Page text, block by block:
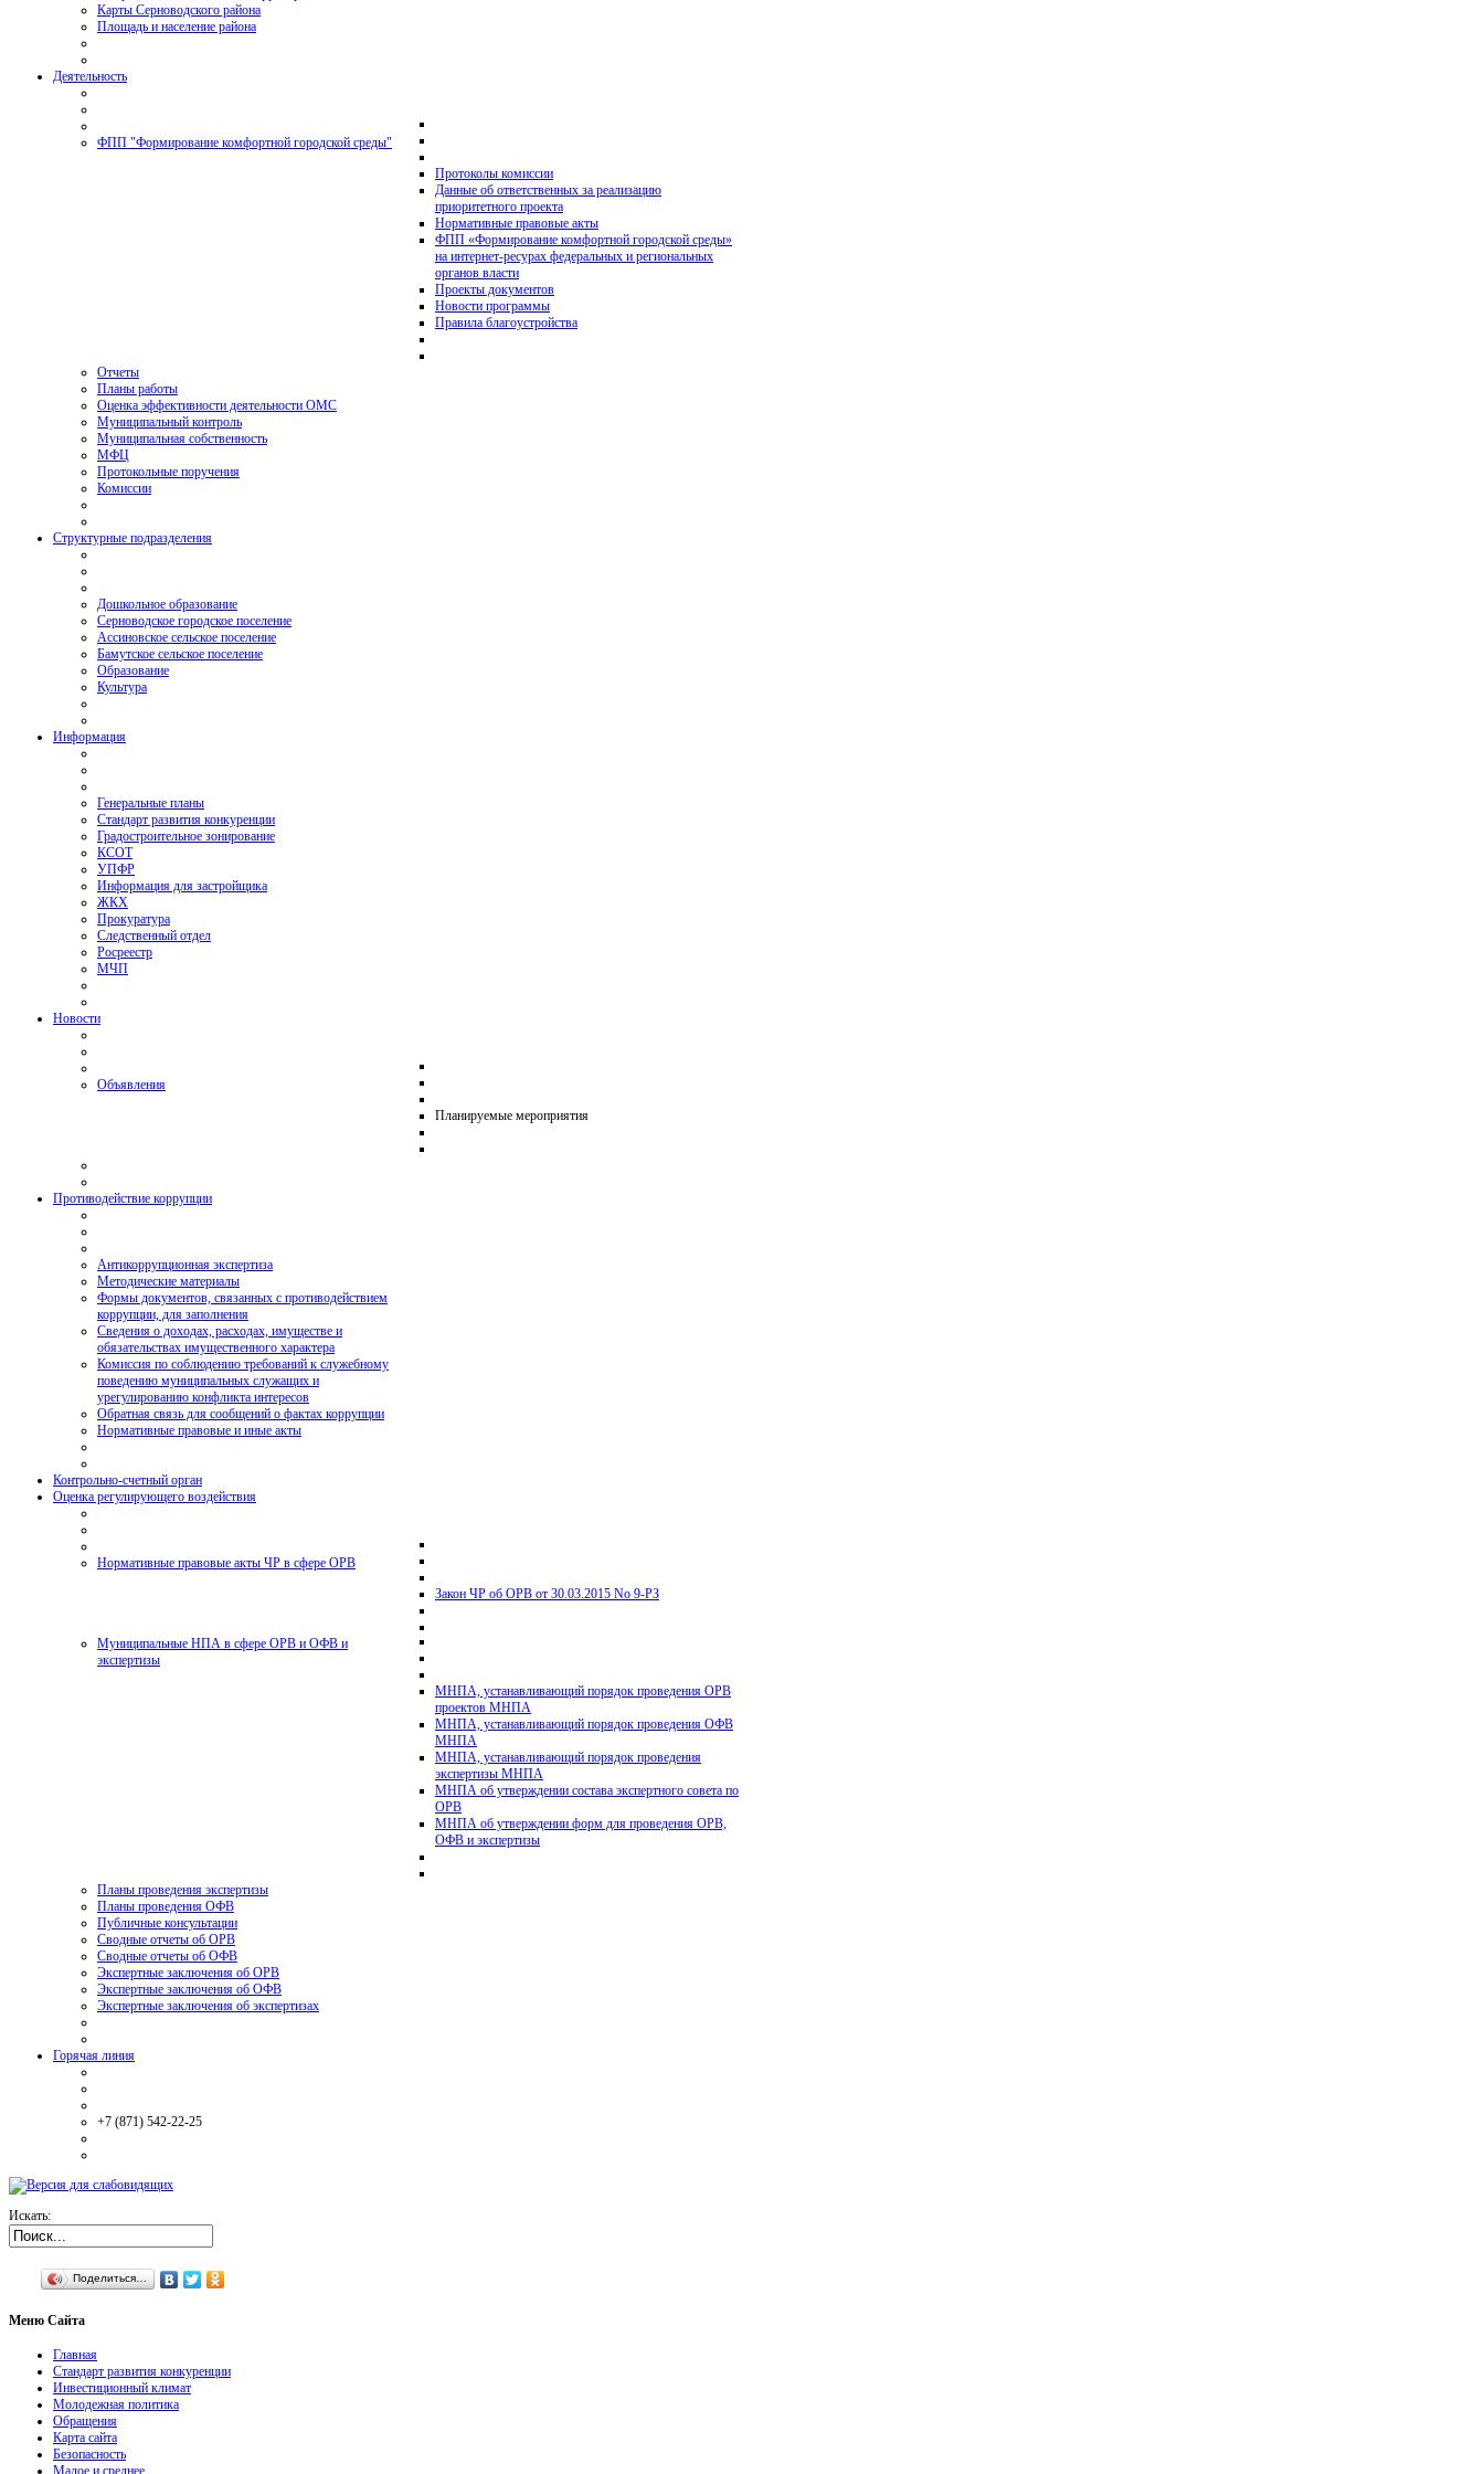
Карты Серноводского района
Площадь и население района
Деятельность
ФПП "Формирование комфортной городской среды"
Протоколы комиссии
Данные об ответственных за реализацию
приоритетного проекта
Нормативные правовые акты
ФПП «Формирование комфортной городской среды»
на интернет-ресурах федеральных и региональных
органов власти
Проекты документов
Новости программы
Правила благоустройства
Отчеты
Планы работы
Оценка эффективности деятельности ОМС
Муниципальный контроль
Муниципальная собственность
МФЦ
Протокольные поручения
Комиссии
Структурные подразделения
Дошкольное образование
Серноводское городское поселение
Ассиновское сельское поселение
Бамутское сельское поселение
Образование
Культура
Информация
Генеральные планы
Стандарт развития конкуренции
Градостроительное зонирование
КСОТ
УПФР
Информация для застройщика
ЖКХ
Прокуратура
Следственный отдел
Росреестр
МЧП
Новости
Объявления
Планируемые мероприятия
Противодействие коррупции
Антикоррупционная экспертиза
Методические материалы
Формы документов, связанных с противодействием
коррупции, для заполнения
Сведения о доходах, расходах, имуществе и
обязательствах имущественного характера
Комиссия по соблюдению требований к служебному
поведению муниципальных служащих и
урегулированию конфликта интересов
Обратная связь для сообщений о фактах коррупции
Нормативные правовые и иные акты
Контрольно-счетный орган
Оценка регулирующего воздействия
Нормативные правовые акты ЧР в сфере ОРВ
Закон ЧР об ОРВ от 30.03.2015 No 9-РЗ
Муниципальные НПА в сфере ОРВ и ОФВ и
экспертизы
МНПА, устанавливающий порядок проведения ОРВ
проектов МНПА
МНПА, устанавливающий порядок проведения ОФВ
МНПА
МНПА, устанавливающий порядок проведения
экспертизы МНПА
МНПА об утверждении состава экспертного совета по
ОРВ
МНПА об утверждении форм для проведения ОРВ,
ОФВ и экспертизы
Планы проведения экспертизы
Планы проведения ОФВ
Публичные консультации
Сводные отчеты об ОРВ
Сводные отчеты об ОФВ
Экспертные заключения об ОРВ
Экспертные заключения об ОФВ
Экспертные заключения об экспертизах
Горячая линия
+7 (871) 542-22-25
Искать:
Поделиться…
Меню Сайта
Главная
Стандарт развития конкуренции
Инвестиционный климат
Молодежная политика
Обращения
Карта сайта
Безопасность
Малое и среднее